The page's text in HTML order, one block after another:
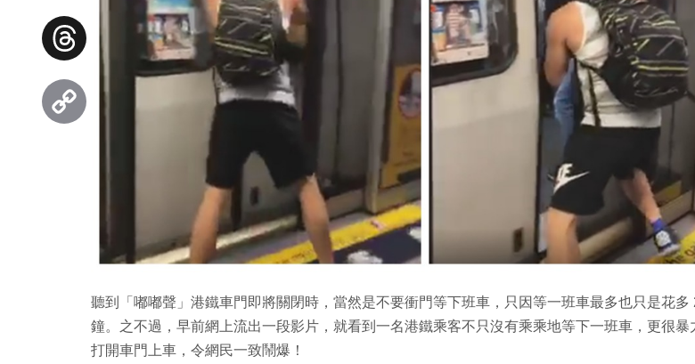
聽到「嘟嘟聲」港鐵車門即將關閉時，當然是不要衝門等下班車，只因等一班車最多也只是花多
鐘。之不過，早前網上流出一段影片，就看到一名港鐵乘客不只沒有乘乘地等下一班車，更很暴
打開車門上車，令網民一致鬧爆！
Facebook
Threads